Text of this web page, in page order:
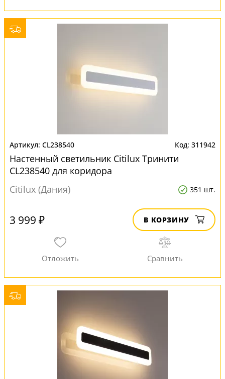
CL238540 311942
Настенный светильник Citilux Тринити
CL238540 для коридора
Citilux (Дания)
351 шт.
3 999 ₽ В КОРЗИНУ